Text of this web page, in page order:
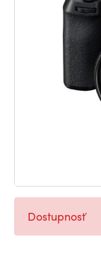
Dostupnosť